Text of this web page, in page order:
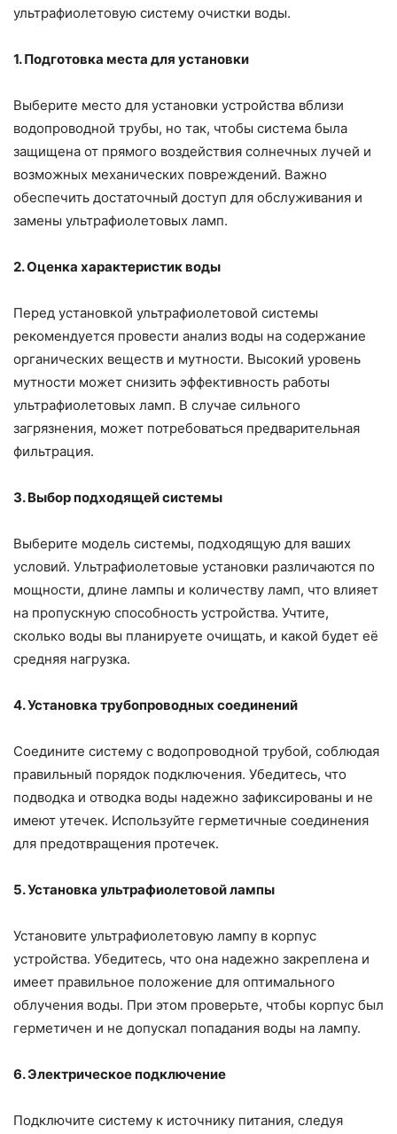
ультрафиолетовую систему очистки воды.
1. Подготовка места для установки
Выберите место для установки устройства вблизи
водопроводной трубы, но так, чтобы система была
защищена от прямого воздействия солнечных лучей и
возможных механических повреждений. Важно
обеспечить достаточный доступ для обслуживания и
замены ультрафиолетовых ламп.
2. Оценка характеристик воды
Перед установкой ультрафиолетовой системы
рекомендуется провести анализ воды на содержание
органических веществ и мутности. Высокий уровень
мутности может снизить эффективность работы
ультрафиолетовых ламп. В случае сильного
загрязнения, может потребоваться предварительная
фильтрация.
3. Выбор подходящей системы
Выберите модель системы, подходящую для ваших
условий. Ультрафиолетовые установки различаются по
мощности, длине лампы и количеству ламп, что влияет
на пропускную способность устройства. Учтите,
сколько воды вы планируете очищать, и какой будет её
средняя нагрузка.
4. Установка трубопроводных соединений
Соедините систему с водопроводной трубой, соблюдая
правильный порядок подключения. Убедитесь, что
подводка и отводка воды надежно зафиксированы и не
имеют утечек. Используйте герметичные соединения
для предотвращения протечек.
5. Установка ультрафиолетовой лампы
Установите ультрафиолетовую лампу в корпус
устройства. Убедитесь, что она надежно закреплена и
имеет правильное положение для оптимального
облучения воды. При этом проверьте, чтобы корпус был
герметичен и не допускал попадания воды на лампу.
6. Электрическое подключение
Подключите систему к источнику питания, следуя